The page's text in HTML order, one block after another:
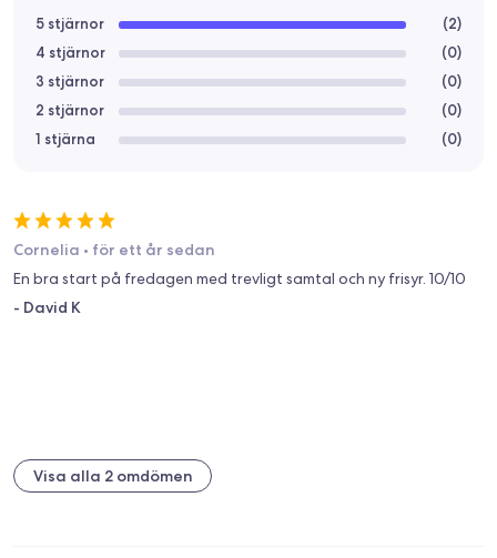
5 stjärnor (2)
4 stjärnor
(0)
3 stjärnor
(0)
2 stjärnor
(0)
1 stjärna
(0)
Cornelia • för ett år sedan
En bra start på fredagen med trevligt samtal och ny frisyr. 10/10
- David K
Visa alla 2 omdömen